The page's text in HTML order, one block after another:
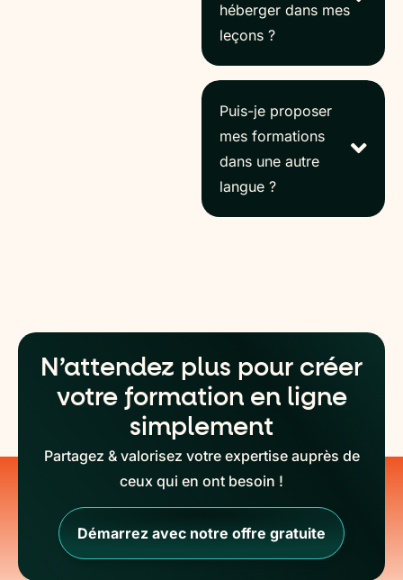
héberger dans mes
leçons ?
Puis-je proposer
mes formations
dans une autre
langue ?
N’attendez plus pour créer
votre formation en ligne
simplement
Partagez & valorisez votre expertise auprès de
ceux qui en ont besoin !
Démarrez avec notre offre gratuite